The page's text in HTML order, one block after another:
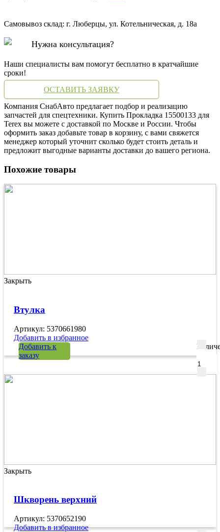
Самовывоз склад: г. Люберцы, ул. Котельническая, д. 18а
Нужна консультация?
Наши специалисты вам помогут бесплатно в кратчайшие
сроки!
ОСТАВИТЬ ЗАЯВКУ
Компания СнабАвто предлагает подбор и реализацию
запчастей для спецтехники. Купить Прокладка 15500133 для
Terex вы можете с доставкой по Москве и России. Чтобы
оформить заказ добавьте товар в корзину, с вами свяжется
менеджер который уточнит сколько будет стоить деталь и
предложит выгодные варианты доставки до вашего региона.
Похожие товары
Закрыть
Втулка
Артикул: 5370661980
Добавить в избранное
Добавить к
заказу
Закрыть
Шкворень верхний
Артикул: 5370652190
Добавить в избранное